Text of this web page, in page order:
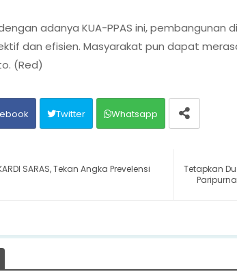
adanya KUA-PPAS ini,
dan efisien. Masyarakat pun dapat
(Red)
Twitter Whatsapp
Tetapkan
SARAS, Tekan Angka Prevelensi